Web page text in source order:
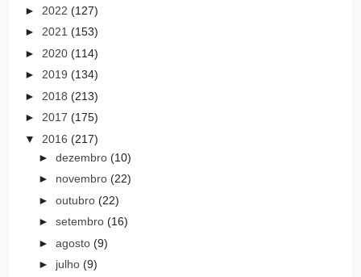
► 2022 (127)
► 2021 (153)
► 2020 (114)
► 2019 (134)
► 2018 (213)
► 2017 (175)
▼ 2016 (217)
► dezembro (10)
► novembro (22)
► outubro (22)
► setembro (16)
► agosto (9)
► julho (9)